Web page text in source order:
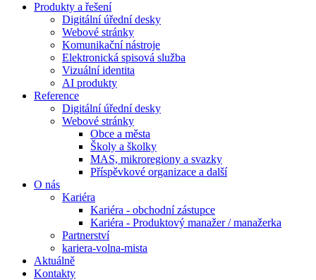
Produkty a řešení
Digitální úřední desky
Webové stránky
Komunikační nástroje
Elektronická spisová služba
Vizuální identita
AI produkty
Reference
Digitální úřední desky
Webové stránky
Obce a města
Školy a školky
MAS, mikroregiony a svazky
Příspěvkové organizace a další
O nás
Kariéra
Kariéra - obchodní zástupce
Kariéra - Produktový manažer / manažerka
Partnerství
kariera-volna-mista
Aktuálně
Kontakty